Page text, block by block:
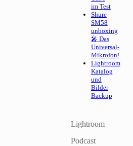
im Test
Shure
SM58
unboxing
🎤 Das
Universal-
Mikrofon!
Lightroom
Katalog
und
Bilder
Backup
Lightroom
Podcast